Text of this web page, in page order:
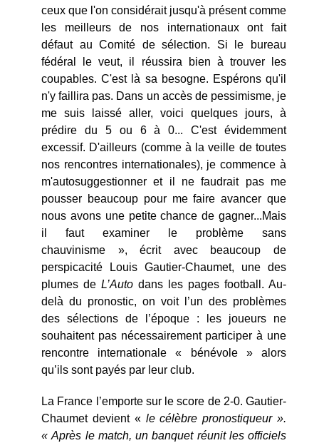
ceux que l'on considérait jusqu'à présent comme
les meilleurs de nos internationaux ont fait
défaut au Comité de sélection. Si le bureau
fédéral le veut, il réussira bien à trouver les
coupables. C'est là sa besogne. Espérons qu'il
n'y faillira pas. Dans un accès de pessimisme, je
me suis laissé aller, voici quelques jours, à
prédire du 5 ou 6 à 0... C'est évidemment
excessif. D'ailleurs (comme à la veille de toutes
nos rencontres internationales), je commence à
m'autosuggestionner et il ne faudrait pas me
pousser beaucoup pour me faire avancer que
nous avons une petite chance de gagner...Mais
il faut examiner le problème sans
chauvinisme », écrit avec beaucoup de
perspicacité Louis Gautier-Chaumet, une des
plumes de L’Auto dans les pages football. Au-
delà du pronostic, on voit l’un des problèmes
des sélections de l’époque : les joueurs ne
souhaitent pas nécessairement participer à une
rencontre internationale « bénévole » alors
qu’ils sont payés par leur club.
La France l’emporte sur le score de 2-0. Gautier-
Chaumet devient « le célèbre pronostiqueur ».
« Après le match, un banquet réunit les officiels